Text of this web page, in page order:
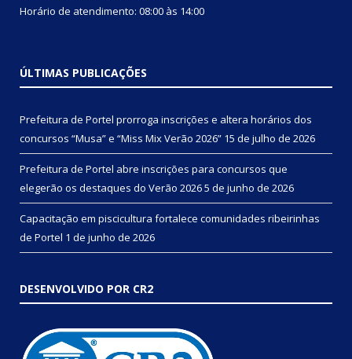
Horário de atendimento: 08:00 às 14:00
ÚLTIMAS PUBLICAÇÕES
Prefeitura de Portel prorroga inscrições e altera horários dos
concursos “Musa” e “Miss Mix Verão 2026” 15 de julho de 2026
Prefeitura de Portel abre inscrições para concursos que
elegerão os destaques do Verão 20265 de junho de 2026
Capacitação em piscicultura fortalece comunidades ribeirinhas
de Portel 1 de junho de 2026
DESENVOLVIDO POR CR2